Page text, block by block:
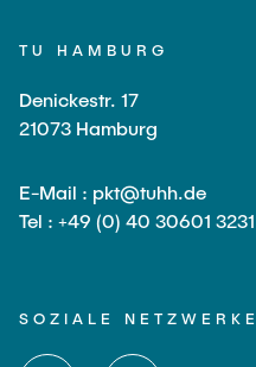
TU HAMBURG
Denickestr. 17
21073 Hamburg
E-Mail : pkt@tuhh.de
Tel : +49 (0) 40 30601 3231
SOZIALE NETZWERKE